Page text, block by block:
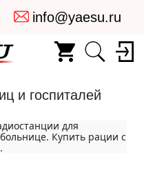
info@yaesu.ru
и госпиталей
для
Купить рации с